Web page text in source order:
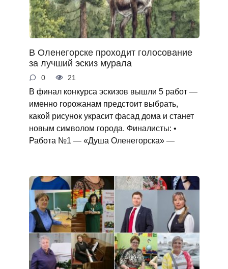
В Оленегорске проходит голосование
за лучший эскиз мурала
0 21
В финал конкурса эскизов вышли 5 работ —
именно горожанам предстоит выбрать,
какой рисунок украсит фасад дома и станет
новым символом города. Финалисты: •
Работа №1 — «Душа Оленегорска» —